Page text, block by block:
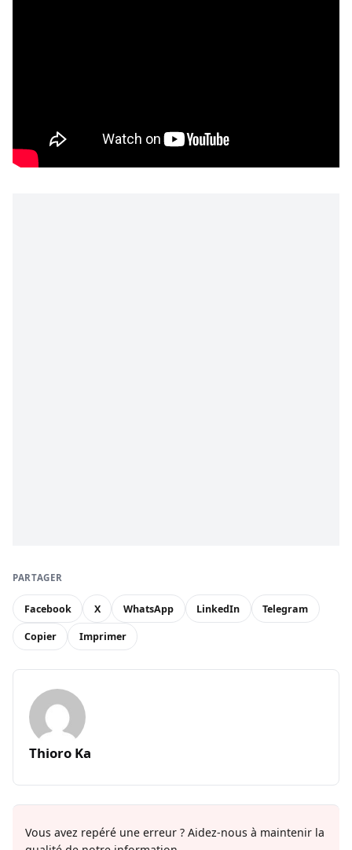
PARTAGER
Facebook X WhatsApp LinkedIn Telegram
Copier Imprimer
Thioro Ka
Vous avez repéré une erreur ? Aidez-nous à maintenir la